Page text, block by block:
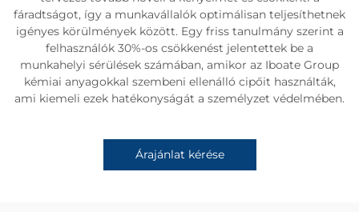
fáradtságot, így a munkavállalók optimálisan teljesíthetnek
igényes körülmények között. Egy friss tanulmány szerint a
felhasználók 30%-os csökkenést jelentettek be a
munkahelyi sérülések számában, amikor az Iboate Group
kémiai anyagokkal szembeni ellenálló cipőit használták,
ami kiemeli ezek hatékonyságát a személyzet védelmében.
Árajánlat kérése